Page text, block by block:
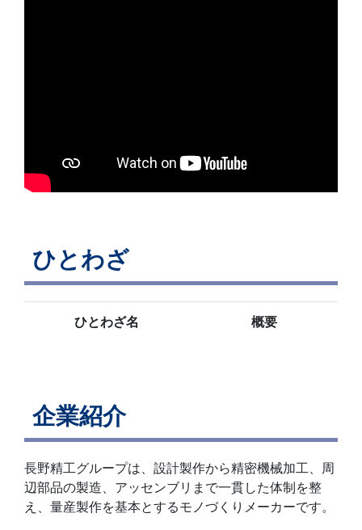
ひとわざ
ひとわざ名 概要
企業紹介
長野精工グループは、設計製作から精密機械加工、周
辺部品の製造、アッセンブリまで一貫した体制を整
え、量産製作を基本とするモノづくりメーカーです。